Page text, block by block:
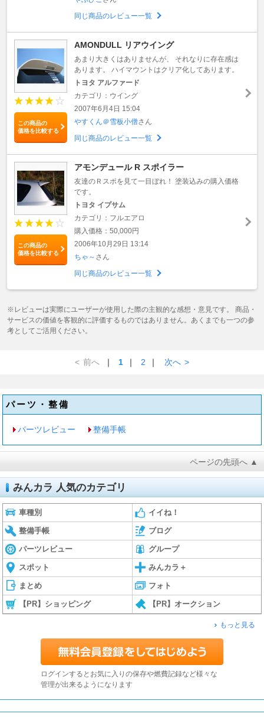
同じ商品のレビュー一覧
この商品の
価格を比較する
AMONDULL リアウイング
あまり大きくはありませんが、 それなりに存在感は
あります。 ハイマウントはクリア化してあります。
トヨタ アルファード
カテゴリ：ウイング
2007年6月4日 15:04
やすくん＠雪板小僧さん
同じ商品のレビュー一覧
この商品の
価格を比較する
アモンデュール R スポイラー
友達のＲスポを見て一目ぼれ！ 塗装込みの購入価格
です。
トヨタ イプサム
カテゴリ：フルエアロ
購入価格：50,000円
2006年10月29日 13:14
ちゃ～ さん
同じ商品のレビュー一覧
※レビューは実際にユーザーが使用した際の主観的な感想・意見です。 商品・
サービスの価値を客観的に評価するものではありません。あくまでも一つの参
考としてご活用ください。
< 前へ ｜ 1 ｜ 2 ｜ 次へ >
パーツ・整備
パーツレビュー 整備手帳
ページの先頭へ ▲
みんカラ 人気のカテゴリ
車種別 イイね！
整備手帳 ブログ
パーツレビュー グループ
スポット みんカラ＋
まとめ フォト
【PR】ショッピング 【PR】オークション
もっと見る
ログインするとお気に入りの保存や燃費記録など様々な
管理が出来るようになります